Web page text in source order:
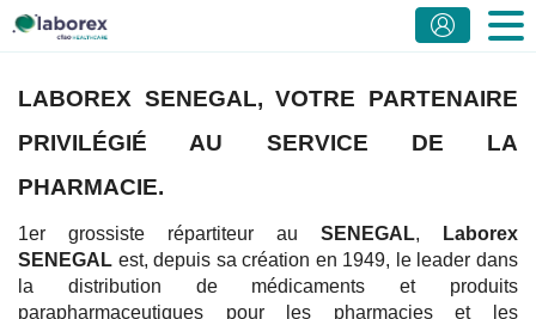
LABOREX SENEGAL, VOTRE PARTENAIRE
PRIVILÉGIÉ AU SERVICE DE LA
PHARMACIE.
1er grossiste répartiteur au SENEGAL,
Laborex
SENEGAL est, depuis sa création en 1949, le leader dans
la distribution de médicaments et produits
parapharmaceutiques pour les pharmacies et les